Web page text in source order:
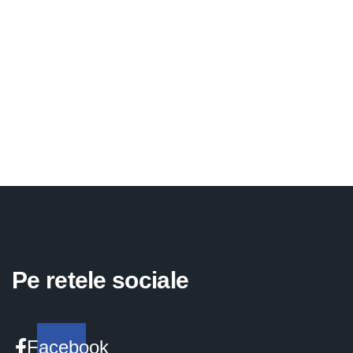
Pe retele sociale
Facebook